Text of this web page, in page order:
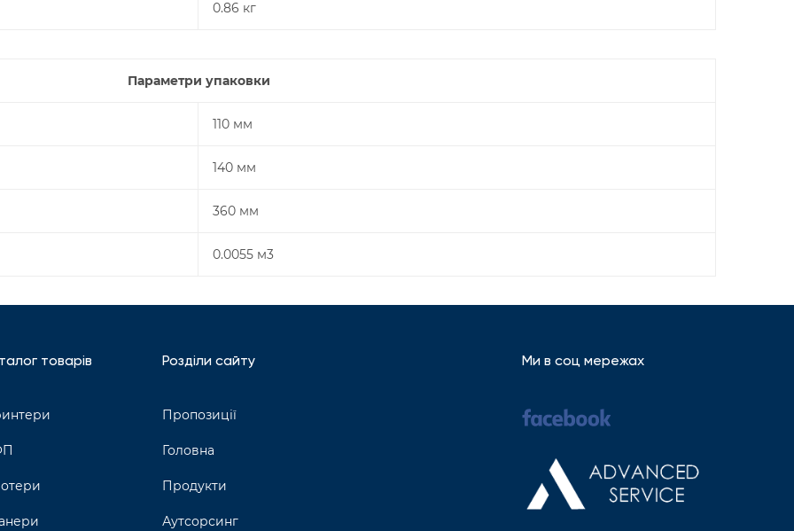
0.86 кг
Параметри упаковки
110 мм
140 мм
360 мм
0.0055 м3
товарів Розділи сайту
Пропозиції
Головна
Продукти
Аутсорсинг
Ми в соц мережах